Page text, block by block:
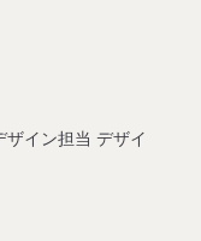
イン担当 デザイ